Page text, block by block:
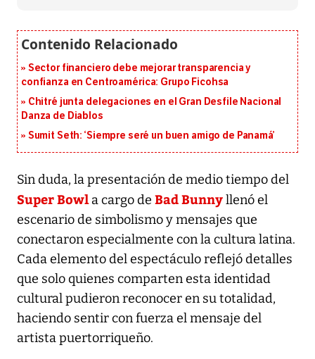
Sector financiero debe mejorar transparencia y
confianza en Centroamérica: Grupo Ficohsa
Chitré junta delegaciones en el Gran Desfile Nacional
Danza de Diablos
Sumit Seth: ‘Siempre seré un buen amigo de Panamá’
Sin duda, la presentación de medio tiempo del
Super Bowla cargo de Bad Bunnyllenó el
escenario de simbolismo y mensajes que
conectaron especialmente con la cultura latina.
Cada elemento del espectáculo reflejó detalles
que solo quienes comparten esta identidad
cultural pudieron reconocer en su totalidad,
haciendo sentir con fuerza el mensaje del
artista puertorriqueño.